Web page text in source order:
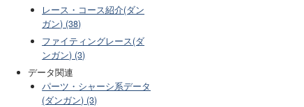
レース・コース紹介(ダン
ガン) (38)
ファイティングレース(ダ
ンガン) (3)
データ関連
パーツ・シャーシ系データ
(ダンガン) (3)